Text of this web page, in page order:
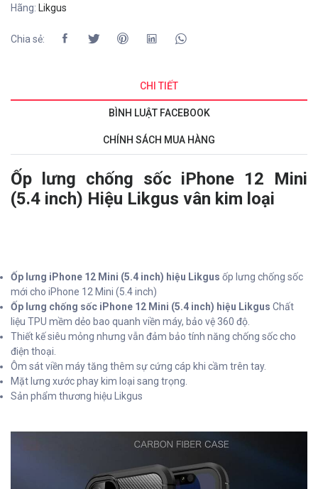
Hãng: Likgus
Chia sẻ:
CHI TIẾT
BÌNH LUẬT FACEBOOK
CHÍNH SÁCH MUA HÀNG
Ốp lưng chống sốc iPhone 12 Mini
(5.4 inch) Hiệu Likgus vân kim loại
Ốp lưng iPhone 12 Mini (5.4 inch) hiệu Likgus ốp lưng chống sốc
mới cho iPhone 12 Mini (5.4 inch)
Ốp lưng chống sốc iPhone 12 Mini (5.4 inch) hiệu Likgus Chất
liệu TPU mềm dẻo bao quanh viền máy, bảo vệ 360 độ.
Thiết kế siêu mỏng nhưng vẫn đảm bảo tính năng chống sốc cho
điện thoại.
Ôm sát viền máy tăng thêm sự cứng cáp khi cầm trên tay.
Mặt lưng xước phay kim loại sang trọng.
Sản phẩm thương hiệu Likgus